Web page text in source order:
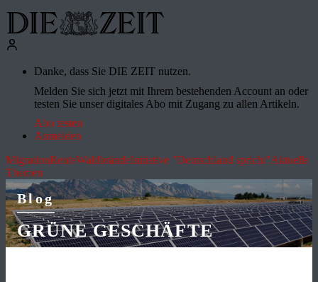
Danke, dass Sie DIE ZEIT nutzen.
Melden Sie sich jetzt mit Ihrem bestehenden Account an oder
testen Sie unser digitales Abo mit Zugang zu allen Artikeln.
Abo testen
Anmelden
MigrationRenteWaldbrändeInitiative "Deutschland spricht"Aktuelle
Themen
Blog
GRÜNE GESCHÄFTE